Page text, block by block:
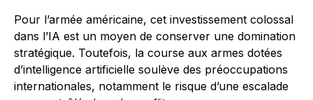
Pour l’armée américaine, cet investissement colossal
dans l’IA est un moyen de conserver une domination
stratégique. Toutefois, la course aux armes dotées
d’intelligence artificielle soulève des préoccupations
internationales, notamment le risque d’une escalade